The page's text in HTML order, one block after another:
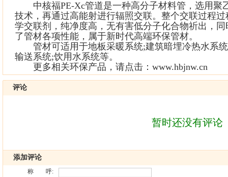
中核福PE-Xc管道是一种高分子材料管，选用聚
技术，再通过高能射进行辐照交联。整个交联过程
学交联剂，纯净度高，无有害低分子化合物祈出，
了管材各项性能，属于新时代高端环保管材。
管材可适用于地板采暖系统;建筑暗埋冷热水系统
输送系统;饮用水系统等。
更多相关环保产品，请点击：www.hbjnw.cn
评论
暂时还没有评论
添加评论
称 呼: